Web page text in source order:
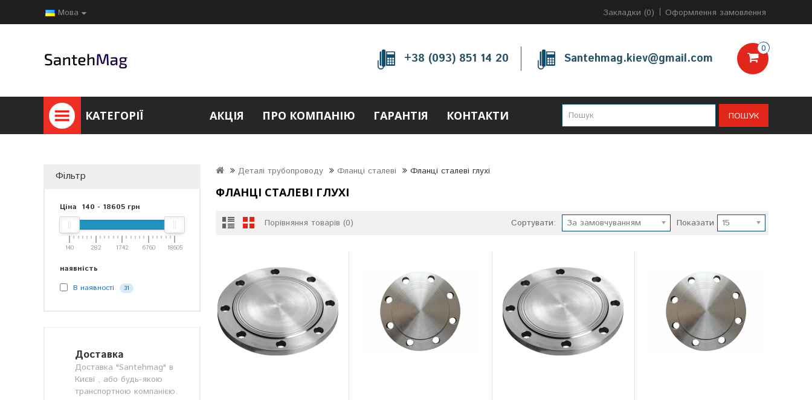
Мова Закладки (0) Оформлення замовлення
+38 (093) 851 14 20 Santehmag.kiev@gmail.com
0
ПОШУК
КАТЕГОРІЇ АКЦІЯ ПРО КОМПАНІЮ ГАРАНТІЯ КОНТАКТИ
Фільтр
Ціна 140 - 18605 грн
140 282 1742 6760 18605
наявність
В наявності
31
Доставка
Доставка "Santehmag" в
Києві , або будь-якою
транспортною компанією.
Деталі трубопроводу Фланці сталеві Фланці сталеві глухі
ФЛАНЦІ СТАЛЕВІ ГЛУХІ
Порівняння товарів (0) Сортувати: За замовчуванням Показати 15